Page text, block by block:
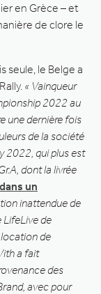
en Grèce – et
de clore le
seule, le Belge a
« Vainqueur
2022 au
une dernière fois
de la société
2022, qui plus est
dont la livrée
un
inattendue de
LifeLive de
de
a fait
des
avec pour